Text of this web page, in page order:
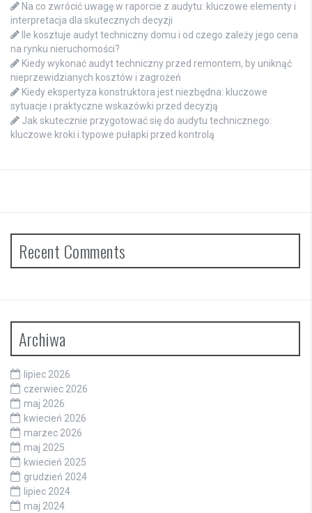
Na co zwrócić uwagę w raporcie z audytu: kluczowe elementy i
interpretacja dla skutecznych decyzji
Ile kosztuje audyt techniczny domu i od czego zależy jego cena
na rynku nieruchomości?
Kiedy wykonać audyt techniczny przed remontem, by uniknąć
nieprzewidzianych kosztów i zagrożeń
Kiedy ekspertyza konstruktora jest niezbędna: kluczowe
sytuacje i praktyczne wskazówki przed decyzją
Jak skutecznie przygotować się do audytu technicznego:
kluczowe kroki i typowe pułapki przed kontrolą
Recent Comments
Archiwa
lipiec 2026
czerwiec 2026
maj 2026
kwiecień 2026
marzec 2026
maj 2025
kwiecień 2025
grudzień 2024
lipiec 2024
maj 2024